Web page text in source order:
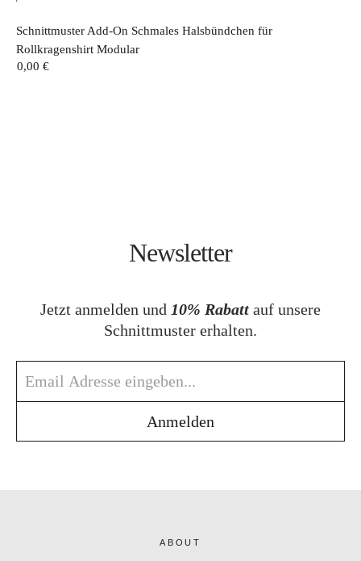
Schnittmuster Add-On Schmales Halsbündchen für
Rollkragenshirt Modular
0,00 €
Newsletter
Jetzt anmelden und 10% Rabatt auf unsere
Schnittmuster erhalten.
ABOUT